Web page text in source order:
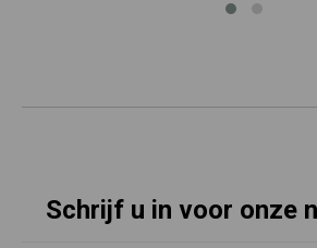
Schrijf u in voor onze